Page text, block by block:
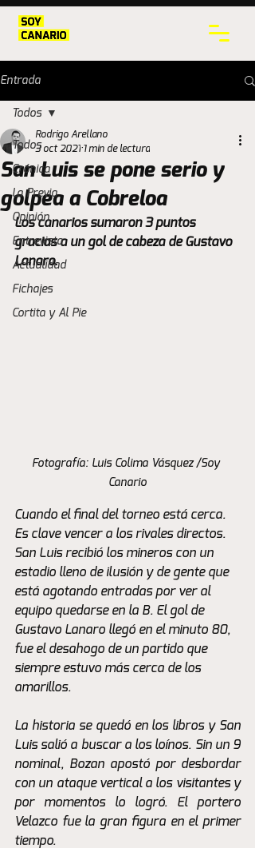
Entrada
Todos
Crónica
La Previa
Opinión
Entrevista
Actualidad
Fichajes
Cortita y Al Pie
Todos
San Luis se pone serio y
golpea a Cobreloa
Rodrigo Arellano
3 oct 2021 1 min de lectura
Los canarios sumaron 3 puntos
gracias a un gol de cabeza de Gustavo
Lanaro.
Fotografía: Luis Colima Vásquez /Soy
Canario
Cuando el final del torneo está cerca.
Es clave vencer a los rivales directos.
San Luis recibió los mineros con un
estadio lleno de ilusión y de gente que
está agotando entradas por ver al
equipo quedarse en la B. El gol de
Gustavo Lanaro llegó en el minuto 80,
fue el desahogo de un partido que
siempre estuvo más cerca de los
amarillos.
La historia se quedó en los libros y San
Luis salió a buscar a los loínos. Sin un 9
nominal, Bozan apostó por desbordar
con un ataque vertical a los visitantes y
por momentos lo logró. El portero
Velazco fue la gran figura en el primer
tiempo.